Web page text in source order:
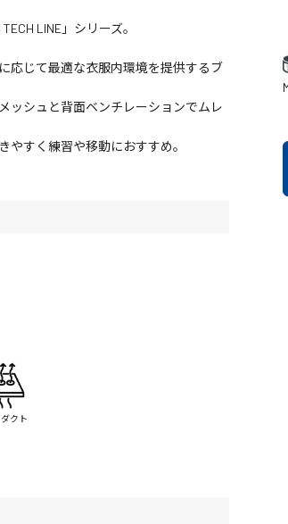
LINE」シリーズ。
応じて最適な衣服内環境を提供するブ
ッシュと背面ベンチレーションでムレ
やすく練習や移動におすすめ。
クト